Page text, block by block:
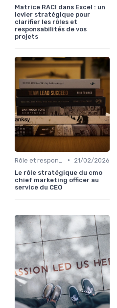
Matrice RACI dans Excel : un
levier stratégique pour
clarifier les rôles et
responsabilités de vos
projets
•
21/02/2026
Le rôle stratégique du cmo
chief marketing officer au
service du CEO